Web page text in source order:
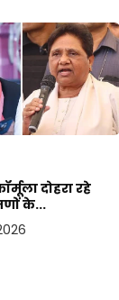
दोहरा रहे
के...